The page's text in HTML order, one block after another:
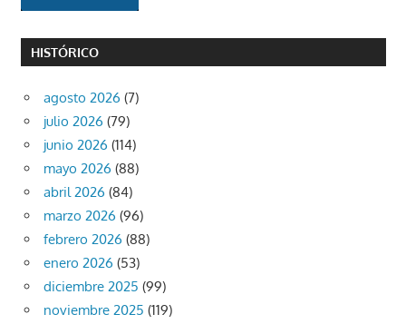
HISTÓRICO
agosto 2026 (7)
julio 2026 (79)
junio 2026 (114)
mayo 2026 (88)
abril 2026 (84)
marzo 2026 (96)
febrero 2026 (88)
enero 2026 (53)
diciembre 2025 (99)
noviembre 2025 (119)